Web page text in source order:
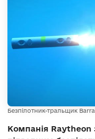
Безпілотник-тральщик
Компанія Raytheon